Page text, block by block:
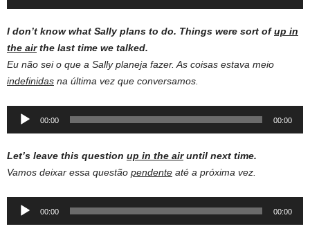
I don’t know what Sally plans to do. Things were sort ofup in
the airthe last time we talked.
Eu não sei o que a Sally planeja fazer. As coisas estava meio
indefinidas na última vez que conversamos.
Audio
00:00 00:00
Let’s leave this question up in the airuntil next time.
Vamos deixar essa questão pendente até a próxima vez.
Audio
00:00 00:00